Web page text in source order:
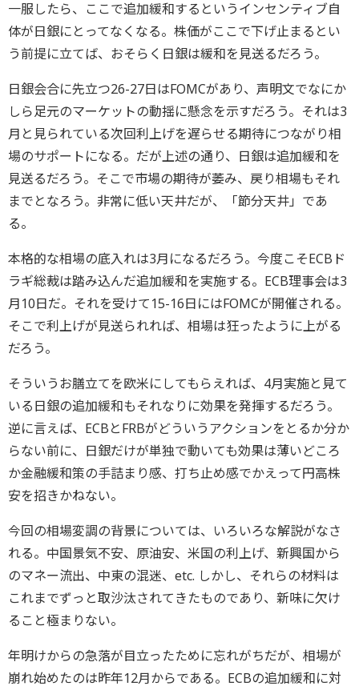
一服したら、ここで追加緩和するというインセンティブ自
体が日銀にとってなくなる。株価がここで下げ止まるとい
う前提に立てば、おそらく日銀は緩和を見送るだろう。
日銀会合に先立つ26-27日はFOMCがあり、声明文でなにか
しら足元のマーケットの動揺に懸念を示すだろう。それは3
月と見られている次回利上げを遅らせる期待につながり相
場のサポートになる。だが上述の通り、日銀は追加緩和を
見送るだろう。そこで市場の期待が萎み、戻り相場もそれ
までとなろう。非常に低い天井だが、「節分天井」であ
る。
本格的な相場の底入れは3月になるだろう。今度こそECBド
ラギ総裁は踏み込んだ追加緩和を実施する。ECB理事会は3
月10日だ。それを受けて15-16日にはFOMCが開催される。
そこで利上げが見送られれば、相場は狂ったように上がる
だろう。
そういうお膳立てを欧米にしてもらえれば、4月実施と見て
いる日銀の追加緩和もそれなりに効果を発揮するだろう。
逆に言えば、ECBとFRBがどういうアクションをとるか分か
らない前に、日銀だけが単独で動いても効果は薄いどころ
か金融緩和策の手詰まり感、打ち止め感でかえって円高株
安を招きかねない。
今回の相場変調の背景については、いろいろな解説がなさ
れる。中国景気不安、原油安、米国の利上げ、新興国から
のマネー流出、中東の混迷、etc. しかし、それらの材料は
これまでずっと取沙汰されてきたものであり、新味に欠け
ること極まりない。
年明けからの急落が目立ったために忘れがちだが、相場が
崩れ始めたのは昨年12月からである。ECBの追加緩和に対